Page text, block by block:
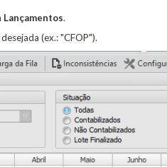
Lançamentos.
(ex.: "CFOP").